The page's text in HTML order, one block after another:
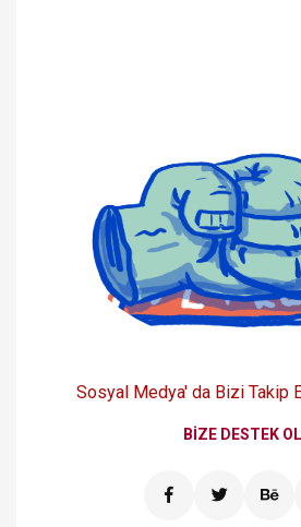
Sosyal Medya' da Bizi Takip
BIZE DESTEK